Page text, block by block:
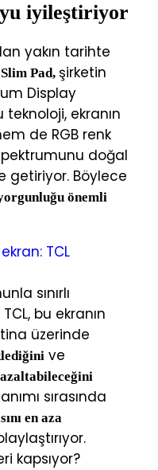
iyileştiriyor
yakın tarihte
Pad, şirketin
Display
ekranın
de RGB renk
doğal
getiriyor. Böylece
önemli
sınırlı
bu ekranın
üzerinde
ve
sırasında
en aza
kapsıyor?